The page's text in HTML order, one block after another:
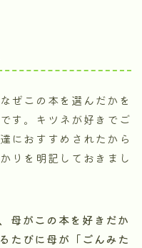
ぜこの本を選んだかを
す。キツネが好きでご
におすすめされたから
りを明記しておきまし
母がこの本を好きだか
たびに母が「ごんみた